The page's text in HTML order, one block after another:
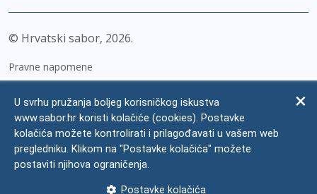
© Hrvatski sabor, 2026
Pravne napomene
Zaštita osobnih podataka
Impressum
Česta pitanja
U svrhu pružanja boljeg korisničkog iskustva
www.sabor.hr koristi kolačiće (cookies). Postavke
kolačića možete kontrolirati i prilagođavati u vašem web
pregledniku. Klikom na "Postavke kolačića" možete
postaviti njihova ograničenja.
Postavke kolačića